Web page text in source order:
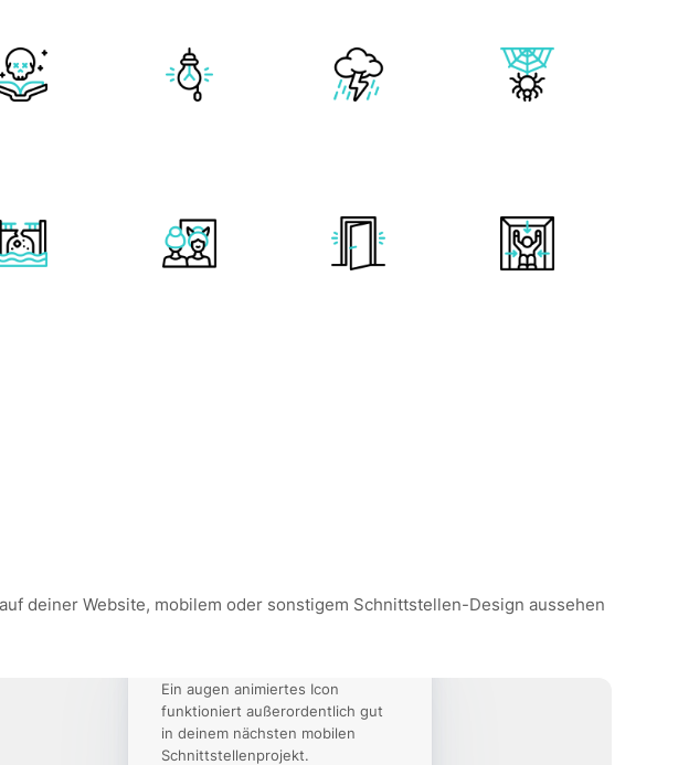
deiner Website, mobilem oder sonstigem Schnittstellen-Design aussehen
Ein augen animiertes Icon
funktioniert außerordentlich gut
in deinem nächsten mobilen
Schnittstellenprojekt.